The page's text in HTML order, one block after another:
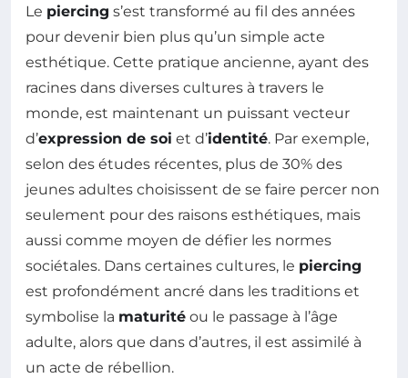
Le piercing s’est transformé au fil des années
pour devenir bien plus qu’un simple acte
esthétique. Cette pratique ancienne, ayant des
racines dans diverses cultures à travers le
monde, est maintenant un puissant vecteur
d’expression de soi et d’identité. Par exemple,
selon des études récentes, plus de 30% des
jeunes adultes choisissent de se faire percer non
seulement pour des raisons esthétiques, mais
aussi comme moyen de défier les normes
sociétales. Dans certaines cultures, le piercing
est profondément ancré dans les traditions et
symbolise la maturité ou le passage à l’âge
adulte, alors que dans d’autres, il est assimilé à
un acte de rébellion.